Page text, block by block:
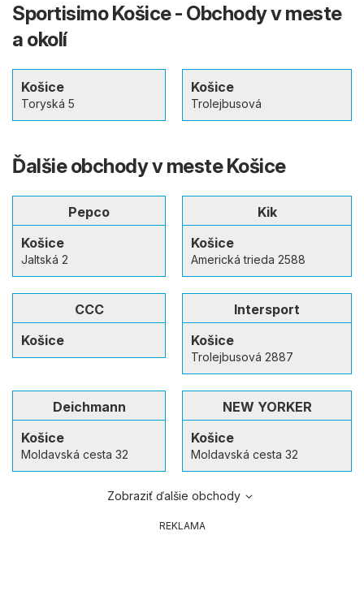
Sportisimo Košice - Obchody v meste
a okolí
Košice
Toryská 5
Košice
Trolejbusová
Ďalšie obchody v meste Košice
Pepco
Košice
Jaltská 2
Kik
Košice
Americká trieda 2588
CCC
Košice
Intersport
Košice
Trolejbusová 2887
Deichmann
Košice
Moldavská cesta 32
NEW YORKER
Košice
Moldavská cesta 32
Zobraziť ďalšie obchody
REKLAMA